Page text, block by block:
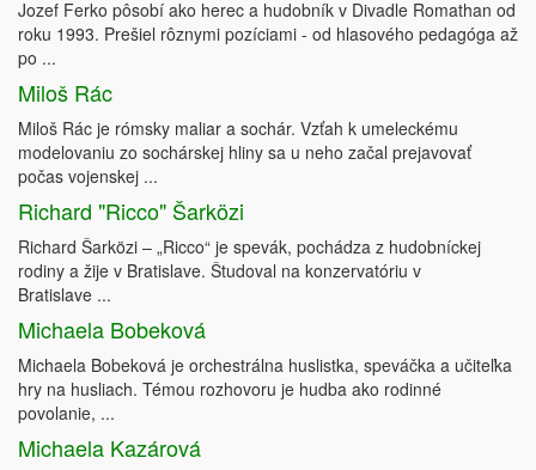
Jozef Ferko pôsobí ako herec a hudobník v Divadle Romathan od
roku 1993. Prešiel rôznymi pozíciami - od hlasového pedagóga až
po ...
Miloš Rác
Miloš Rác je rómsky maliar a sochár. Vzťah k umeleckému
modelovaniu zo sochárskej hliny sa u neho začal prejavovať
počas vojenskej ...
Richard "Ricco" Šarközi
Richard Šarközi – „Ricco“ je spevák, pochádza z hudobníckej
rodiny a žije v Bratislave. Študoval na konzervatóriu v
Bratislave ...
Michaela Bobeková
Michaela Bobeková je orchestrálna huslistka, speváčka a učiteľka
hry na husliach. Témou rozhovoru je hudba ako rodinné
povolanie, ...
Michaela Kazárová